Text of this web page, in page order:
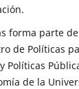
forma parte
de Políticas
Políticas
de la